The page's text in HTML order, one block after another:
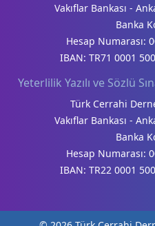
Vakıflar Bankası -
Banka
Hesap Numarası:
IBAN: TR71 0001
Yeterlilik Yazılı ve Sözlü
Türk Cerrahi
Vakıflar Bankası -
Banka
Hesap Numarası:
IBAN: TR22 0001